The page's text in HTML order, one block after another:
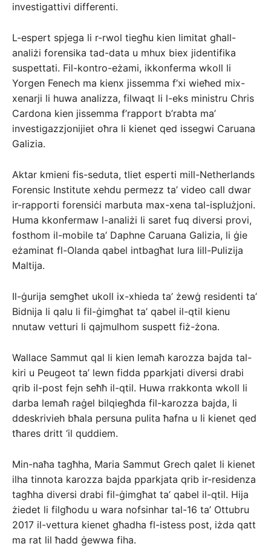
investigattivi differenti.
L-espert spjega li r-rwol tiegħu kien limitat għall-
analiżi forensika tad-data u mhux biex jidentifika
suspettati. Fil-kontro-eżami, ikkonferma wkoll li
Yorgen Fenech ma kienx jissemma f’xi wieħed mix-
xenarji li huwa analizza, filwaqt li l-eks ministru Chris
Cardona kien jissemma f’rapport b’rabta ma’
investigazzjonijiet oħra li kienet qed issegwi Caruana
Galizia.
Aktar kmieni fis-seduta, tliet esperti mill-Netherlands
Forensic Institute xehdu permezz ta’ video call dwar
ir-rapporti forensiċi marbuta max-xena tal-isplużjoni.
Huma kkonfermaw l-analiżi li saret fuq diversi provi,
fosthom il-mobile ta’ Daphne Caruana Galizia, li ġie
eżaminat fl-Olanda qabel intbagħat lura lill-Pulizija
Maltija.
Il-ġurija semgħet ukoll ix-xhieda ta’ żewġ residenti ta’
Bidnija li qalu li fil-ġimgħat ta’ qabel il-qtil kienu
nnutaw vetturi li qajmulhom suspett fiż-żona.
Wallace Sammut qal li kien lemaħ karozza bajda tal-
kiri u Peugeot ta’ lewn fidda pparkjati diversi drabi
qrib il-post fejn seħħ il-qtil. Huwa rrakkonta wkoll li
darba lemaħ raġel bilqiegħda fil-karozza bajda, li
ddeskrivieh bħala persuna pulita ħafna u li kienet qed
tħares dritt ‘il quddiem.
Min-naħa tagħha, Maria Sammut Grech qalet li kienet
ilha tinnota karozza bajda pparkjata qrib ir-residenza
tagħha diversi drabi fil-ġimgħat ta’ qabel il-qtil. Hija
żiedet li filgħodu u wara nofsinhar tal-16 ta’ Ottubru
2017 il-vettura kienet għadha fl-istess post, iżda qatt
ma rat lil ħadd ġewwa fiha.